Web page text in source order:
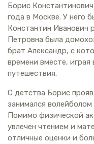
Борис
года в Москве. У него
Константин Иванович
Петровна была
брат Александр, с
времени вместе,
путешествия.
С детства Борис
занимался
Помимо физической
увлечен чтением и
отличные оценки и